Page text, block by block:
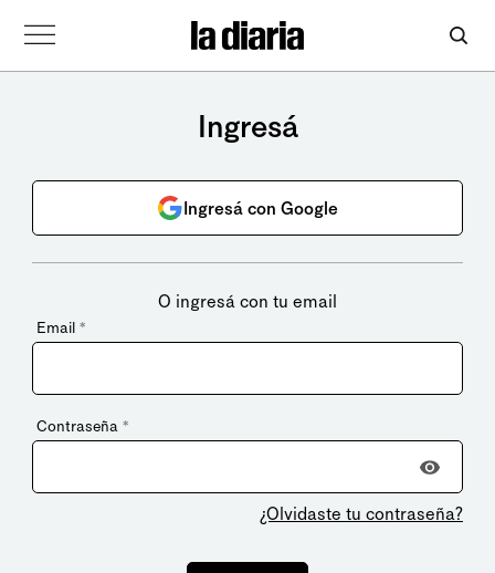
Ingresá
Ingresá con Google
O ingresá con tu email
Email *
Contraseña *
¿Olvidaste tu contraseña?